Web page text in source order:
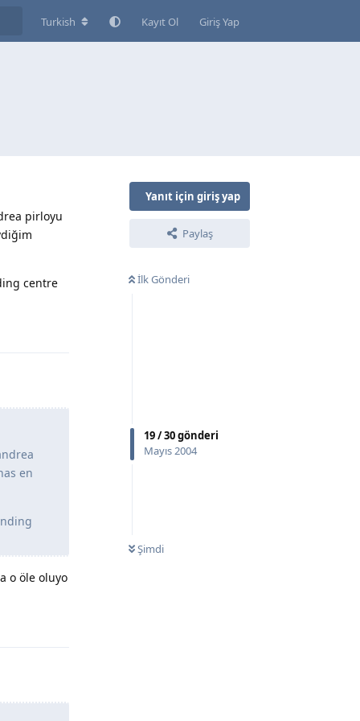
Turkish Kayıt Ol Giriş Yap
Yanıt için giriş yap
Paylaş
İlk Gönderi
19/30gönderi
Mayıs 2004
Şimdi
pirloyu
centre
en
o öle oluyo